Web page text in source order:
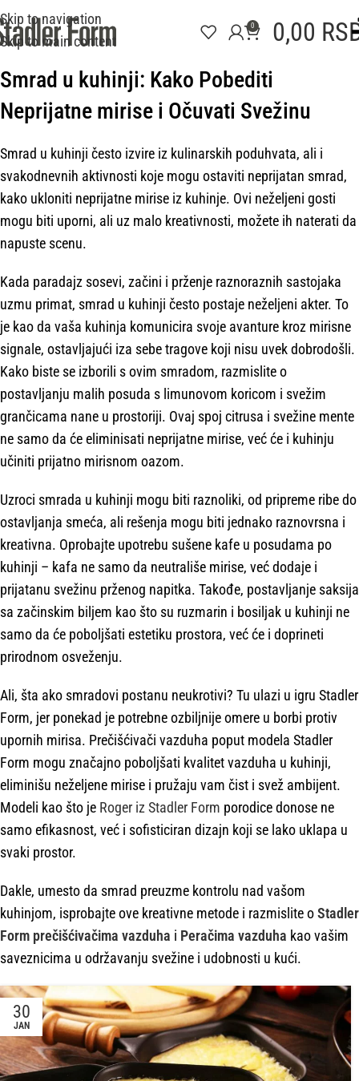
Skip to navigation
Skip to main content
0 0,00
Smrad u kuhinji: Kako Pobediti
Neprijatne mirise i Očuvati Svežinu
Smrad u kuhinji često izvire iz kulinarskih poduhvata, ali i
svakodnevnih aktivnosti koje mogu ostaviti neprijatan smrad,
kako ukloniti neprijatne mirise iz kuhinje. Ovi neželjeni gosti
mogu biti uporni, ali uz malo kreativnosti, možete ih naterati da
napuste scenu.
Kada paradajz sosevi, začini i prženje raznoraznih sastojaka
uzmu primat, smrad u kuhinji često postaje neželjeni akter. To
je kao da vaša kuhinja komunicira svoje avanture kroz mirisne
signale, ostavljajući iza sebe tragove koji nisu uvek dobrodošli.
Kako biste se izborili s ovim smradom, razmislite o
postavljanju malih posuda s limunovom koricom i svežim
grančicama nane u prostoriji. Ovaj spoj citrusa i svežine mente
ne samo da će eliminisati neprijatne mirise, već će i kuhinju
učiniti prijatno mirisnom oazom.
Uzroci smrada u kuhinji mogu biti raznoliki, od pripreme ribe do
ostavljanja smeća, ali rešenja mogu biti jednako raznovrsna i
kreativna. Oprobajte upotrebu sušene kafe u posudama po
kuhinji – kafa ne samo da neutrališe mirise, već dodaje i
prijatanu svežinu prženog napitka. Takođe, postavljanje saksija
sa začinskim biljem kao što su ruzmarin i bosiljak u kuhinji ne
samo da će poboljšati estetiku prostora, već će i doprineti
prirodnom osveženju.
Ali, šta ako smradovi postanu neukrotivi? Tu ulazi u igru Stadler
Form, jer ponekad je potrebne ozbiljnije omere u borbi protiv
upornih mirisa. Prečišćivači vazduha poput modela Stadler
Form mogu značajno poboljšati kvalitet vazduha u kuhinji,
eliminišu neželjene mirise i pružaju vam čist i svež ambijent.
Modeli kao što je Roger iz Stadler Form porodice donose ne
samo efikasnost, već i sofisticiran dizajn koji se lako uklapa u
svaki prostor.
Dakle, umesto da smrad preuzme kontrolu nad vašom
kuhinjom, isprobajte ove kreativne metode i razmislite oStadler
Form prečišćivačima vazduha i Peračima vazduha kao vašim
saveznicima u održavanju svežine i udobnosti u kući.
30
JAN